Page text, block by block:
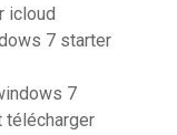
icloud
7 starter
7
télécharger